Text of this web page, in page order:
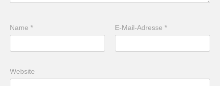
Name * E-Mail-Adresse*
Website